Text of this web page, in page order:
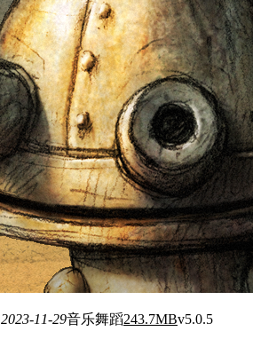
2023-11-29音乐舞蹈243.7MBv5.0.5